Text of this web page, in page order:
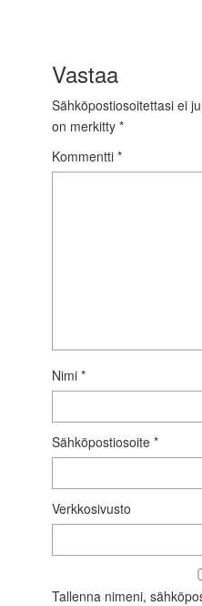
Vastaa
Sähköpostiosoitettasi ei
on merkitty *
Kommentti *
Nimi *
Sähköpostiosoite *
Verkkosivusto
Tallenna nimeni,